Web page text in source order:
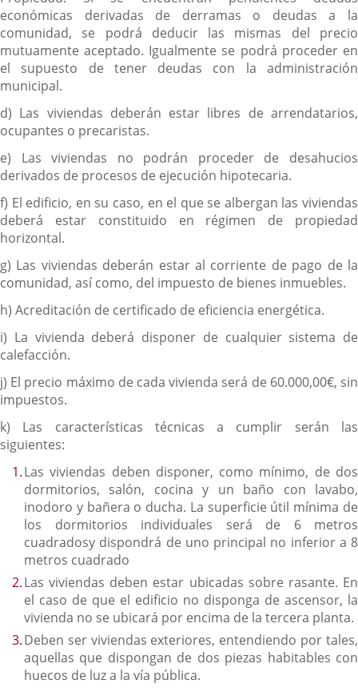
económicas derivadas de derramas o deudas a la
comunidad, se podrá deducir las mismas del precio
mutuamente aceptado. Igualmente se podrá proceder en
el supuesto de tener deudas con la administración
municipal.
d) Las viviendas deberán estar libres de arrendatarios,
ocupantes o precaristas.
e) Las viviendas no podrán proceder de desahucios
derivados de procesos de ejecución hipotecaria.
f) El edificio, en su caso, en el que se albergan las viviendas
deberá estar constituido en régimen de propiedad
horizontal.
g) Las viviendas deberán estar al corriente de pago de la
comunidad, así como, del impuesto de bienes inmuebles.
h) Acreditación de certificado de eficiencia energética.
i) La vivienda deberá disponer de cualquier sistema de
calefacción.
j) El precio máximo de cada vivienda será de 60.000,00€, sin
impuestos.
k) Las características técnicas a cumplir serán las
siguientes:
Las viviendas deben disponer, como mínimo, de dos
dormitorios, salón, cocina y un baño con lavabo,
inodoro y bañera o ducha. La superficie útil mínima de
los dormitorios individuales será de 6 metros
cuadradosy dispondrá de uno principal no inferior a 8
metros cuadrado
Las viviendas deben estar ubicadas sobre rasante. En
el caso de que el edificio no disponga de ascensor, la
vivienda no se ubicará por encima de la tercera planta.
Deben ser viviendas exteriores, entendiendo por tales,
aquellas que dispongan de dos piezas habitables con
huecos de luz a la vía pública.